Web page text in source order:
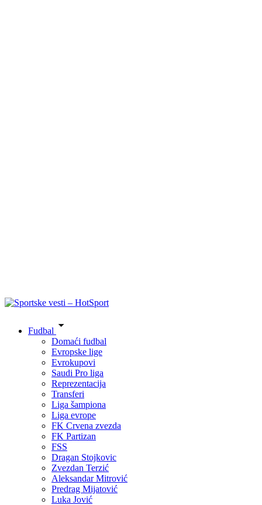
Fudbal
Domaći fudbal
Evropske lige
Evrokupovi
Saudi Pro liga
Reprezentacija
Transferi
Liga šampiona
Liga evrope
FK Crvena zvezda
FK Partizan
FSS
Dragan Stojkovic
Zvezdan Terzić
Aleksandar Mitrović
Predrag Mijatović
Luka Jović